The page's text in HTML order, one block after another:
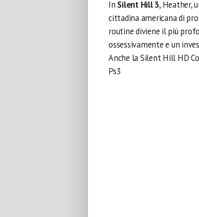
In Silent Hill 3, Heather,
cittadina americana di
routine diviene il più
ossessivamente e un
Anche la Silent Hill HD
Ps3